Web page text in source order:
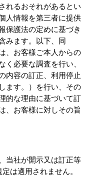
れるおそれがあるとい
人情報を第三者に提供
保護法の定めに基づき
みます。以下、同
、お客様ご本人からの
く必要な調査を行い、
内容の訂正、利用停止
ます。）を行い、その
的な理由に基づいて訂
、お客様に対しその旨
当社が開示又は訂正等
は適用されません。